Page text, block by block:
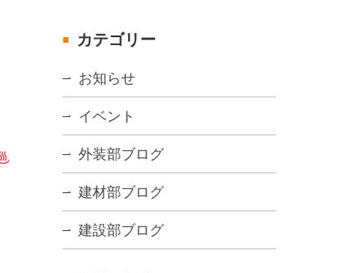
カテゴリー
お知らせ
イベント
外装部ブログ
建材部ブログ
建設部ブログ